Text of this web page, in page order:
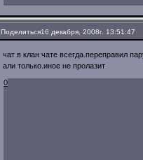
Поделиться16 декабря, 2008г. 13:51:47
чат в клан чате всегда.переправил
али только.иное не пролазит
0